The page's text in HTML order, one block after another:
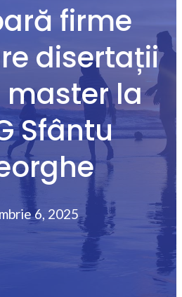
firme
disertații
la
Sfântu
6, 2025